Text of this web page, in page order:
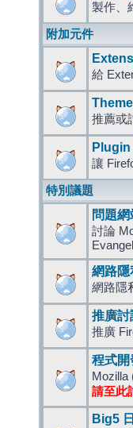
製作、
附加元件
給
推薦或
讓
特別議題
問題
討論
網路隱
網路隱
推廣討
推廣
程式開
Mozilla
請至此
Big5